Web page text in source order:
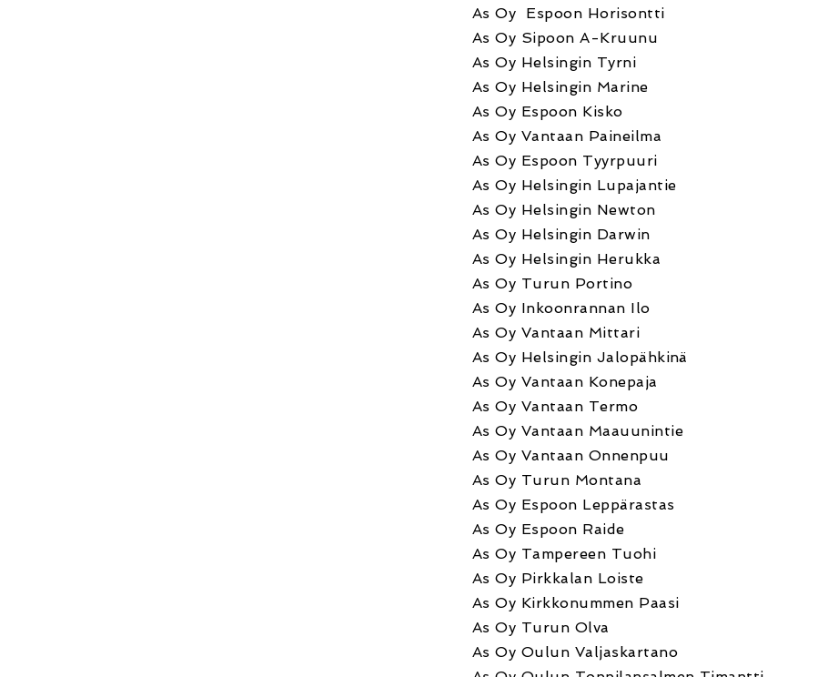
As Oy Espoon Horisontti
As Oy Sipoon A-Kruunu
As Oy Helsingin Tyrni
As Oy Helsingin Marine
As Oy Espoon Kisko
As Oy Vantaan Paineilma
As Oy Espoon Tyyrpuuri
As Oy Helsingin Lupajantie
As Oy Helsingin Newton
As Oy Helsingin Darwin
As Oy Helsingin Herukka
As Oy Turun Portino
As Oy Inkoonrannan Ilo
As Oy Vantaan Mittari
As Oy Helsingin Jalopähkinä
As Oy Vantaan Konepaja
As Oy Vantaan Termo
As Oy Vantaan Maauunintie
As Oy Vantaan Onnenpuu
As Oy Turun Montana
As Oy Espoon Leppärastas
As Oy Espoon Raide
As Oy Tampereen Tuohi
As Oy Pirkkalan Loiste
As Oy Kirkkonummen Paasi
As Oy Turun Olva
As Oy Oulun Valjaskartano